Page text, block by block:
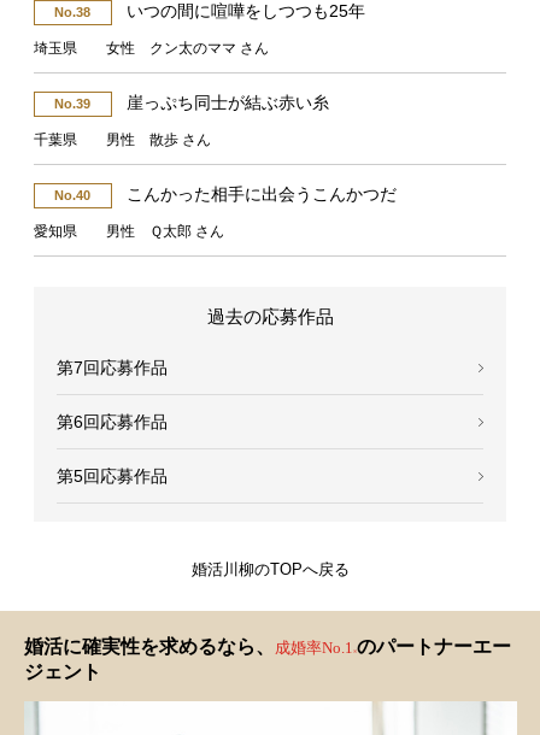
No.38 いつの間に喧嘩をしつつも25年
埼玉県 女性 クン太のママ さん
No.39 崖っぷち同士が結ぶ赤い糸
千葉県 男性 散歩 さん
No.40 こんかった相手に出会うこんかつだ
愛知県 男性 Ｑ太郎 さん
過去の応募作品
第7回応募作品
第6回応募作品
第5回応募作品
婚活川柳のTOPへ戻る
婚活に確実性を求めるなら、 成婚率No.1 ※のパートナーエー
ジェント